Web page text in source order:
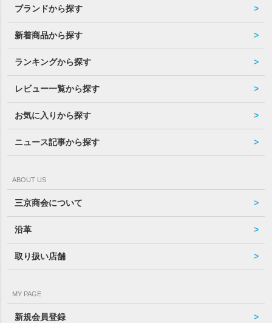
ブランドから探す
新着商品から探す
ランキングから探す
レビュー一覧から探す
お気に入りから探す
ニュース記事から探す
ABOUT US
三京商会について
沿革
取り扱い店舗
MY PAGE
新規会員登録